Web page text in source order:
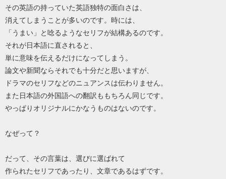
その英語の持っていた英語独特の面白さは、
消えてしまうことが多いのです。時には、
「うまい」と唸るようなセリフが結構あるのです。
それが日本語に直されると、
単に意味を伝えるだけになってしまう。
論文や新聞ならそれでも十分だと思いますが、
ドラマのセリフなどのニュアンスは伝わりません。
また日本語の外国語への翻訳ももちろん同じです。
やっぱりオリジナルにかなうものはないのです。
なぜって？
だって、その言葉は、選びに選ばれて
作られたセリフであったり、文章であるはずです。